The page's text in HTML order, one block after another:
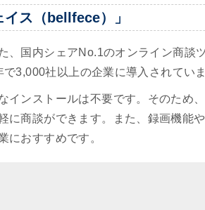
イス（bellfece）」
、国内シェアNo.1のオンライン商談
3,000社以上の企業に導入されていま
インストールは不要です。そのため
に商談ができます。また、録画機能
におすすめです。